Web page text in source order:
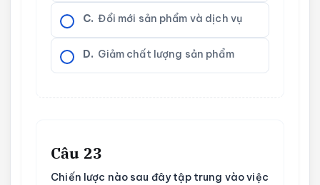
C. Đổi mới sản phẩm và dịch vụ
D. Giảm chất lượng sản phẩm
Câu 23
Chiến lược nào sau đây tập trung vào việc